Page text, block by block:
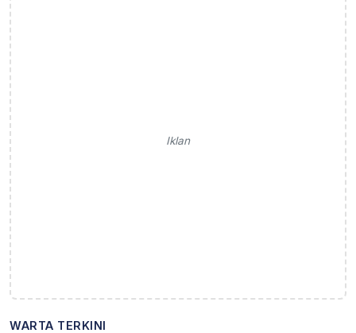
Iklan
WARTA TERKINI